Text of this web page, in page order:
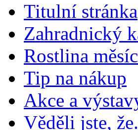
Titulní stránka
Zahradnický
Rostlina
Tip na nákup
Akce a
Věděli jste,